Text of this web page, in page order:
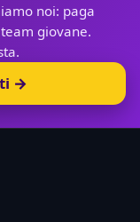
noi: paga
giovane.
→